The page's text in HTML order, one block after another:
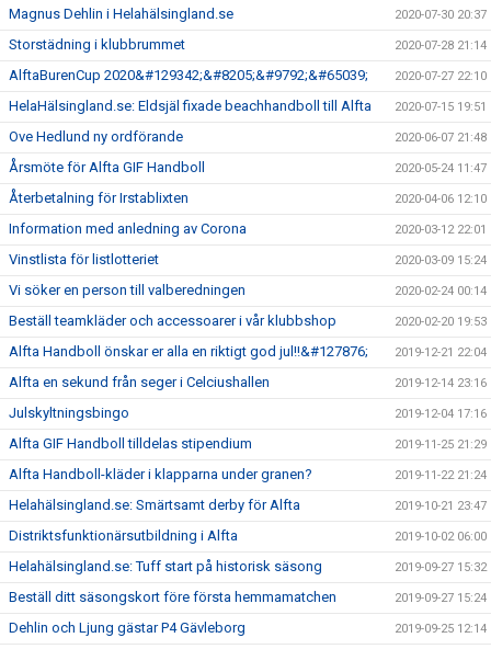
Magnus Dehlin i Helahälsingland.se 2020-07-30 20:37
Storstädning i klubbrummet 2020-07-28 21:14
AlftaBurenCup 2020&#129342;&#8205;&#9792;&#65039; 2020-07-27 22:10
HelaHälsingland.se: Eldsjäl fixade beachhandboll till Alfta 2020-07-15 19:51
Ove Hedlund ny ordförande 2020-06-07 21:48
Årsmöte för Alfta GIF Handboll 2020-05-24 11:47
Återbetalning för Irstablixten 2020-04-06 12:10
Information med anledning av Corona 2020-03-12 22:01
Vinstlista för listlotteriet 2020-03-09 15:24
Vi söker en person till valberedningen 2020-02-24 00:14
Beställ teamkläder och accessoarer i vår klubbshop 2020-02-20 19:53
Alfta Handboll önskar er alla en riktigt god jul!!&#127876; 2019-12-21 22:04
Alfta en sekund från seger i Celciushallen 2019-12-14 23:16
Julskyltningsbingo 2019-12-04 17:16
Alfta GIF Handboll tilldelas stipendium 2019-11-25 21:29
Alfta Handboll-kläder i klapparna under granen? 2019-11-22 21:24
Helahälsingland.se: Smärtsamt derby för Alfta 2019-10-21 23:47
Distriktsfunktionärsutbildning i Alfta 2019-10-02 06:00
Helahälsingland.se: Tuff start på historisk säsong 2019-09-27 15:32
Beställ ditt säsongskort före första hemmamatchen 2019-09-27 15:24
Dehlin och Ljung gästar P4 Gävleborg 2019-09-25 12:14